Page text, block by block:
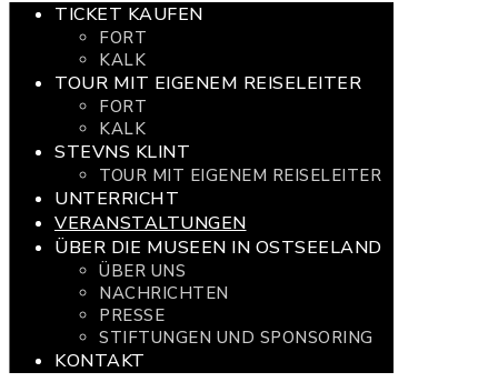
TICKET KAUFEN
FORT
KALK
TOUR MIT EIGENEM REISELEITER
FORT
KALK
STEVNS KLINT
TOUR MIT EIGENEM REISELEITER
UNTERRICHT
VERANSTALTUNGEN
ÜBER DIE MUSEEN IN OSTSEELAND
ÜBER UNS
NACHRICHTEN
PRESSE
STIFTUNGEN UND SPONSORING
KONTAKT